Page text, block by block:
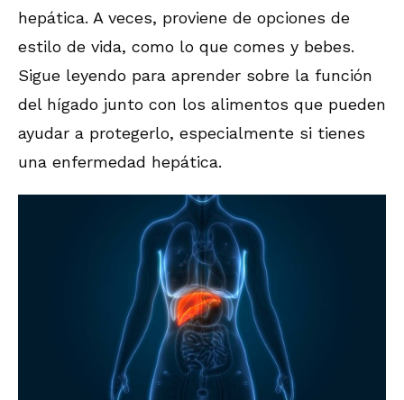
hepática. A veces, proviene de opciones de
estilo de vida, como lo que comes y bebes.
Sigue leyendo para aprender sobre la función
del hígado junto con los alimentos que pueden
ayudar a protegerlo, especialmente si tienes
una enfermedad hepática.